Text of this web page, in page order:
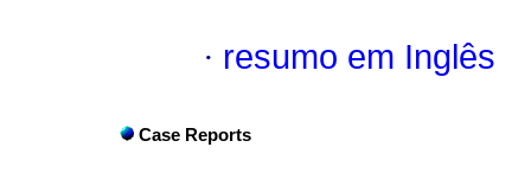
· resumo em Inglês
Case Reports